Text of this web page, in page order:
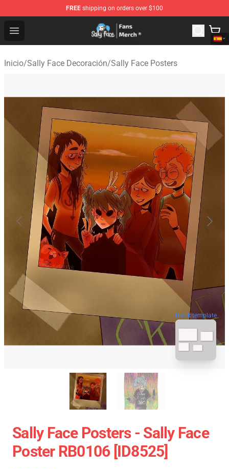
FREE shipping on orders over $100
Open menu
Sally Face Store - Official Sally Face Merchandise Shop
Inicio/Sally Face Decoración/Sally Face Posters
blank template
Sally Face Posters - Sally Face
Poster RB0106 [ID8525]